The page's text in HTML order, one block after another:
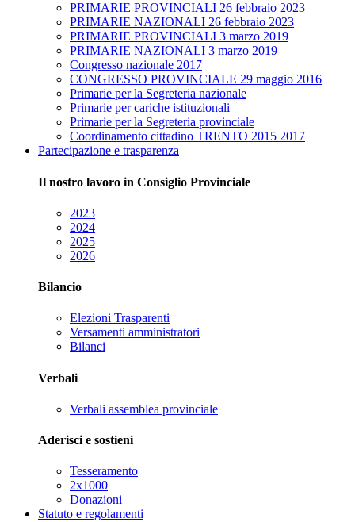
PRIMARIE PROVINCIALI 26 febbraio 2023
PRIMARIE NAZIONALI 26 febbraio 2023
PRIMARIE PROVINCIALI 3 marzo 2019
PRIMARIE NAZIONALI 3 marzo 2019
Congresso nazionale 2017
CONGRESSO PROVINCIALE 29 maggio 2016
Primarie per la Segreteria nazionale
Primarie per cariche istituzionali
Primarie per la Segreteria provinciale
Coordinamento cittadino TRENTO 2015 2017
Partecipazione e trasparenza
Il nostro lavoro in Consiglio Provinciale
2023
2024
2025
2026
Bilancio
Elezioni Trasparenti
Versamenti amministratori
Bilanci
Verbali
Verbali assemblea provinciale
Aderisci e sostieni
Tesseramento
2x1000
Donazioni
Statuto e regolamenti